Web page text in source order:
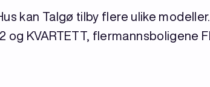
kan Talgø tilby flere ulike
og KVARTETT, flermannsboligene